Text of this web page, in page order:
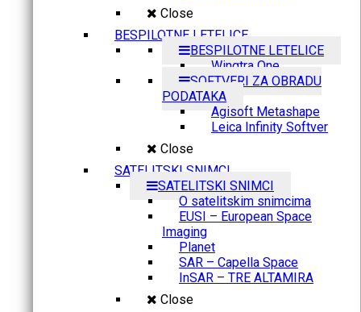
Close
BESPILOTNE LETELICE
BESPILOTNE LETELICE
Wingtra One
SOFTVERI ZA OBRADU
PODATAKA
Agisoft Metashape
Leica Infinity Softver
Close
SATELITSKI SNIMCI
SATELITSKI SNIMCI
O satelitskim snimcima
EUSI – European Space
Imaging
Planet
SAR – Capella Space
InSAR – TRE ALTAMIRA
Close